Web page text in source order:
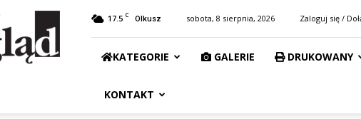
17.5 C Olkusz sobota, 8 sierpnia, 2026 Zaloguj się /
KATEGORIE GALERIE DRUKOWANY
KONTAKT